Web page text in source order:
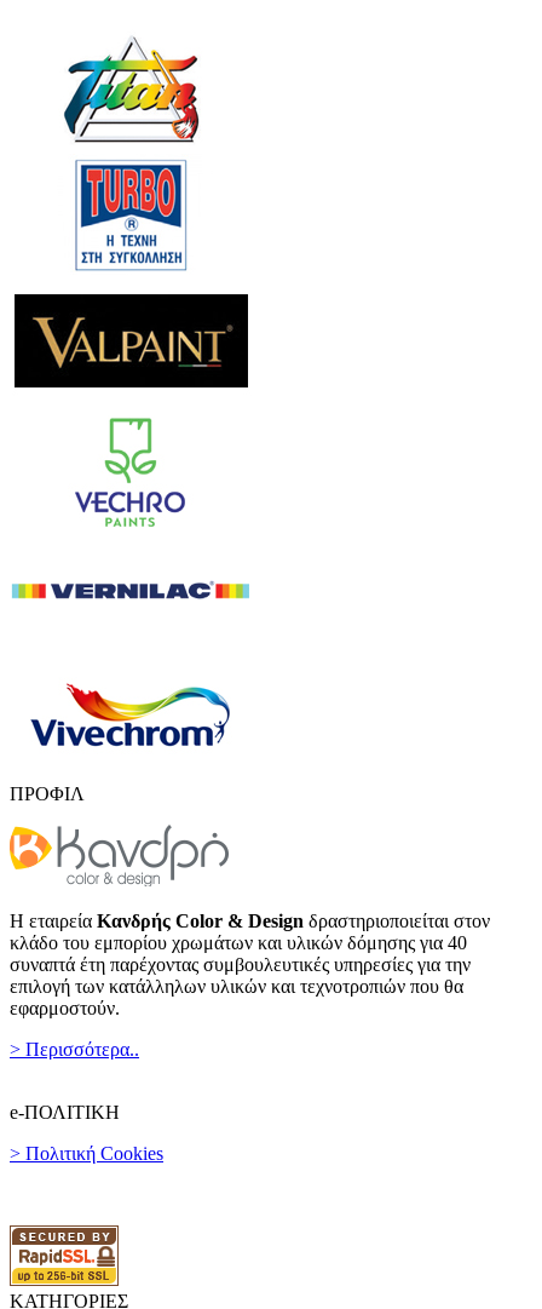
ΠΡΟΦΙΛ
Η εταιρεία Κανδρής Color & Design δραστηριοποιείται στον
κλάδο του εμπορίου χρωμάτων και υλικών δόμησης για 40
συναπτά έτη παρέχοντας συμβουλευτικές υπηρεσίες για την
επιλογή των κατάλληλων υλικών και τεχνοτροπιών που θα
εφαρμοστούν.
> Περισσότερα..
e-ΠΟΛΙΤΙΚΗ
> Πολιτική Cookies
ΚΑΤΗΓΟΡΙΕΣ